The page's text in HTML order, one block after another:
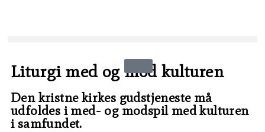
Liturgi med og mod kulturen
Den kristne kirkes gudstjeneste må
udfoldes i med- og modspil med kulturen
i samfundet.